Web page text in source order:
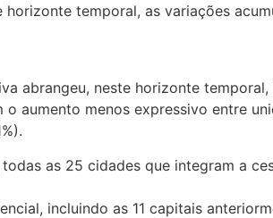
temporal, as variações
abrangeu, neste horizonte
o aumento menos expressivo entre
as 25 cidades que integram a
incluindo as 11 capitais